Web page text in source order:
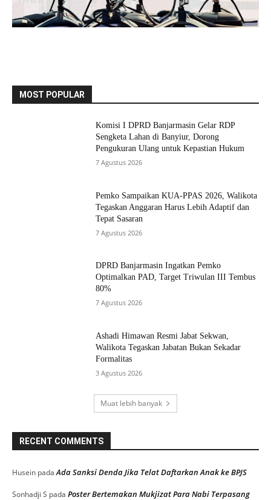
MOST POPULAR
Komisi I DPRD Banjarmasin Gelar RDP
Sengketa Lahan di Banyiur, Dorong
Pengukuran Ulang untuk Kepastian Hukum
7 Agustus 2026
Pemko Sampaikan KUA-PPAS 2026, Walikota
Tegaskan Anggaran Harus Lebih Adaptif dan
Tepat Sasaran
7 Agustus 2026
DPRD Banjarmasin Ingatkan Pemko
Optimalkan PAD, Target Triwulan III Tembus
80%
7 Agustus 2026
Ashadi Himawan Resmi Jabat Sekwan,
Walikota Tegaskan Jabatan Bukan Sekadar
Formalitas
3 Agustus 2026
Muat lebih banyak
RECENT COMMENTS
Husein padaAda Sanksi Denda Jika Telat Daftarkan Anak ke BPJS
Sonhadji S pada Poster Bertemakan Mukjizat Para Nabi Terpasang